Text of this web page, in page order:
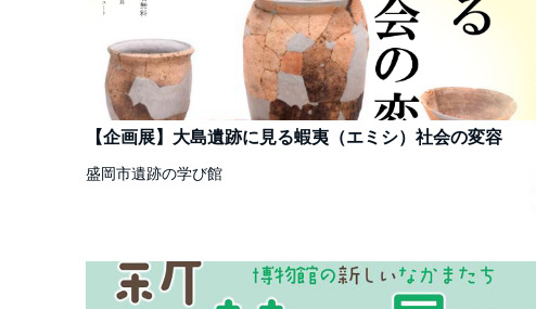
【企画展】大島遺跡に見る蝦夷（エミシ）社会の変容
盛岡市遺跡の学び館